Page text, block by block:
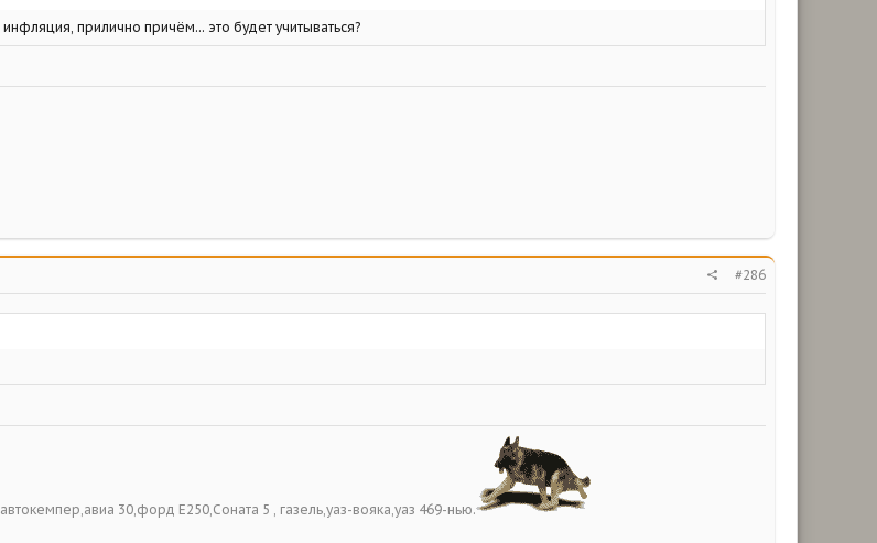
прилично причём... это будет учитываться?
#286
30,форд Е250,Соната 5 , газель,уаз-вояка,уаз 469-нью.